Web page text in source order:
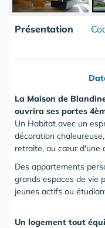
Présentation
La Maison de
ouvrira ses portes
Un Habitat avec un
décoration
retraite, au cœur d'une
Des appartements
grands espaces de vie
jeunes actifs ou
Un logement tout